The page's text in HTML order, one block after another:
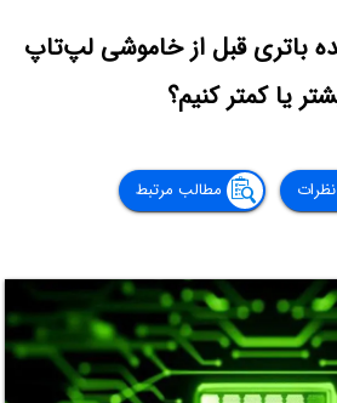
باتری قبل از خاموشی لپ‌تاپ
یا کمتر کنیم؟
مطالب مرتبط